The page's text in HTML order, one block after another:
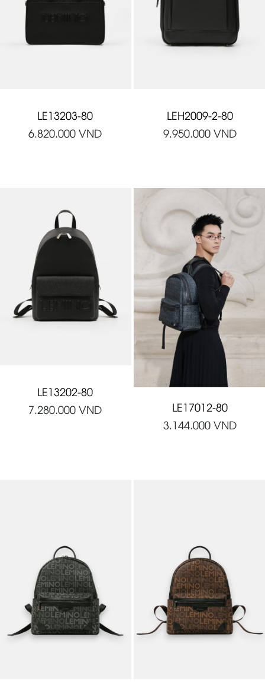
LE13203-80
6.820.000 VND
LEH2009-2-80
9.950.000 VND
LE13202-80
7.280.000 VND
LE17012-80
3.144.000 VND